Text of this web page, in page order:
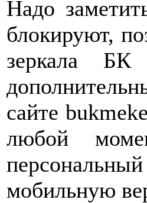
Надо
блокируют,
зеркала
сайте
любой
мобильную